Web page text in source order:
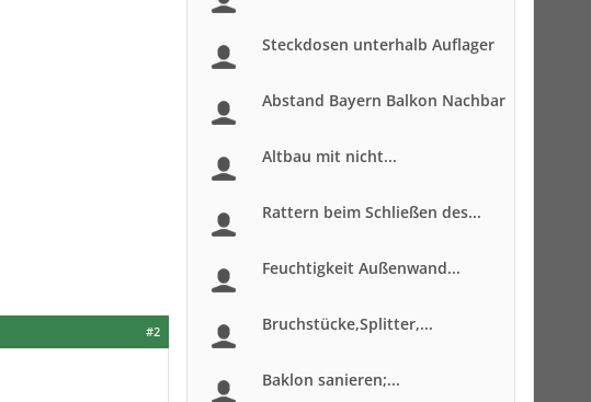
#2
Steckdosen unterhalb Auflager
Abstand Bayern Balkon Nachbar
Altbau mit nicht...
Rattern beim Schließen des...
Feuchtigkeit Außenwand...
Bruchstücke,Splitter,...
Baklon sanieren;...